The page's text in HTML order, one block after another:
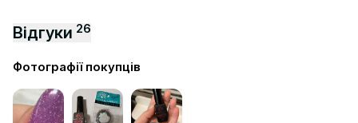
Відгуки 26
Фотографії покупців